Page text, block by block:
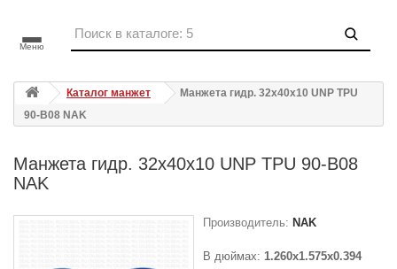
Меню
Каталог манжет
Манжета гидр. 32x40x10 UNP TPU
90-B08 NAK
Манжета гидр. 32x40x10 UNP TPU 90-B08
NAK
Производитель: NAK
В дюймах: 1.260x1.575x0.394